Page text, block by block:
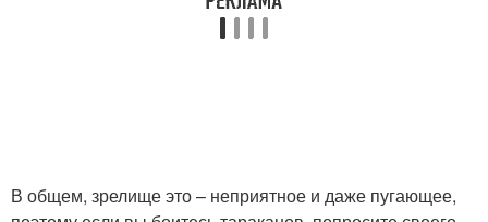
В общем, зрелище это – неприятное и даже пугающее,